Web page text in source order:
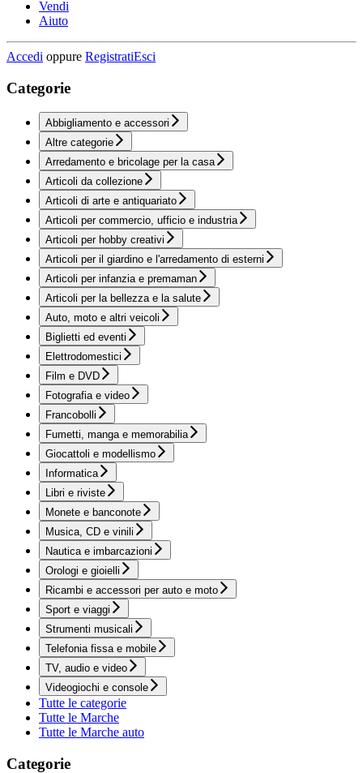
Vendi
Aiuto
Accedi oppure RegistratiEsci
Categorie
Abbigliamento e accessori
Altre categorie
Arredamento e bricolage per la casa
Articoli da collezione
Articoli di arte e antiquariato
Articoli per commercio, ufficio e industria
Articoli per hobby creativi
Articoli per il giardino e l'arredamento di esterni
Articoli per infanzia e premaman
Articoli per la bellezza e la salute
Auto, moto e altri veicoli
Biglietti ed eventi
Elettrodomestici
Film e DVD
Fotografia e video
Francobolli
Fumetti, manga e memorabilia
Giocattoli e modellismo
Informatica
Libri e riviste
Monete e banconote
Musica, CD e vinili
Nautica e imbarcazioni
Orologi e gioielli
Ricambi e accessori per auto e moto
Sport e viaggi
Strumenti musicali
Telefonia fissa e mobile
TV, audio e video
Videogiochi e console
Tutte le categorie
Tutte le Marche
Tutte le Marche auto
Categorie